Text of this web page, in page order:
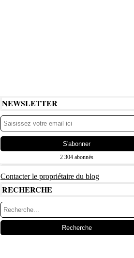
NEWSLETTER
2 304 abonnés
Contacter le propriétaire du blog
RECHERCHE